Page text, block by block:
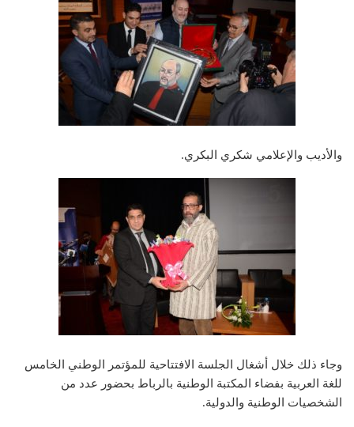
والأديب والإعلامي شكري البكري.
وجاء ذلك خلال أشغال الجلسة الافتتاحية للمؤتمر الوطني الخامس
للغة العربية بفضاء المكتبة الوطنية بالرباط بحضور عدد من
الشخصيات الوطنية والدولية.